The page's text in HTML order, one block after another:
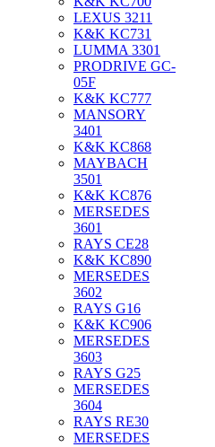
LEXUS 3211
K&K KC731
LUMMA 3301
PRODRIVE GC-
05F
K&K KC777
MANSORY
3401
K&K KC868
MAYBACH
3501
K&K KC876
MERSEDES
3601
RAYS CE28
K&K KC890
MERSEDES
3602
RAYS G16
K&K KC906
MERSEDES
3603
RAYS G25
MERSEDES
3604
RAYS RE30
MERSEDES